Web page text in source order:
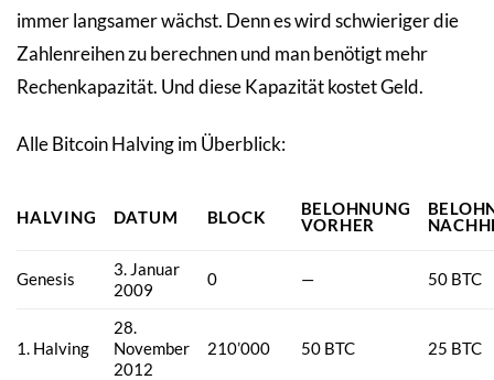
immer langsamer wächst. Denn es wird schwieriger die
Zahlenreihen zu berechnen und man benötigt mehr
Rechenkapazität. Und diese Kapazität kostet Geld.
Alle Bitcoin Halving im Überblick:
HALVING DATUM BLOCK
BELOHNUNG
VORHER
Genesis
3. Januar
2009
0 — 50 BTC
1. Halving
28.
November
2012
210’000 50 BTC 25 BTC